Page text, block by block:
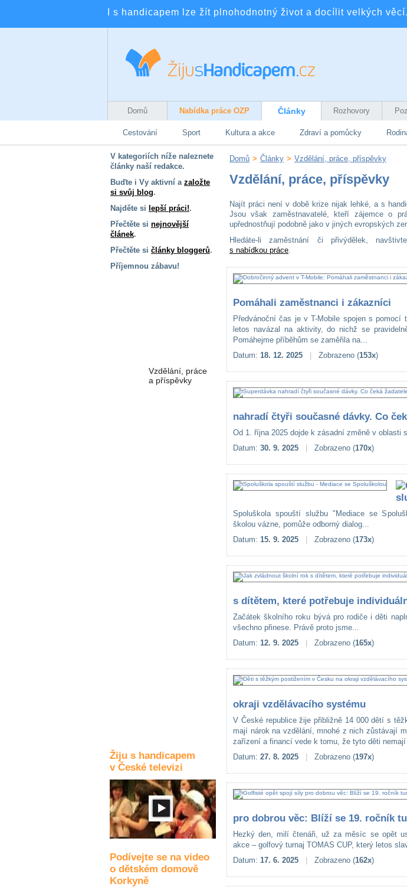
I s handicapem lze žít plnohodnotný život a docílit velkých
Domů Nabídka práce OZP Články Rozhovory
Cestování Sport Kultura a akce Zdraví a pomůcky
V kategoriích níže naleznete
články naší redakce.
Buďte i Vy aktivní a založte
si svůj blog.
Najděte si lepší práci!.
Přečtěte si nejnovější
článek.
Přečtěte si články bloggerů.
Příjemnou zábavu!
Vzdělání, práce
a příspěvky
Žiju s handicapem
v České televizi
Podívejte se na video
o dětském domově
Korkyně
Domů > Články > Vzdělání, práce, příspěvky
Vzdělání, práce, příspěvky
Najít práci není v době krize nijak lehké, a s
Jsou však zaměstnavatelé, kteří zájemce o
upřednostňují podobně jako v jiných evropských
Hledáte-li zaměstnání či přivýdělek,
s nabídkou práce.
Pomáhali zaměstnanci i zákazníci
Předvánoční čas je v T-Mobile spojen s
letos navázal na aktivity, do nichž se
Pomáhejme příběhům se zaměřila na...
Datum: 18. 12. 2025 Zobrazeno (153x)
nahradí čtyři současné dávky. Co
Od 1. října 2025 dojde k zásadní změně v oblasti
Datum: 30. 9. 2025 Zobrazeno (170x)
Spoluškola spouští službu "Mediace se
školou vázne, pomůže odborný dialog...
Datum: 15. 9. 2025 Zobrazeno (173x)
s dítětem, které potřebuje
Začátek školního roku bývá pro rodiče i děti
všechno přinese. Právě proto jsme...
Datum: 12. 9. 2025 Zobrazeno (165x)
okraji vzdělávacího systému
V České republice žije přibližně 14 000 dětí s
mají nárok na vzdělání, mnohé z nich zůstávají
zařízení a financí vede k tomu, že tyto děti
Datum: 27. 8. 2025 Zobrazeno (197x)
pro dobrou věc: Blíží se 19. ročník
Hezký den, milí čtenáři, už za měsíc se opět
akce – golfový turnaj TOMAS CUP, který letos
Datum: 17. 6. 2025 Zobrazeno (162x)